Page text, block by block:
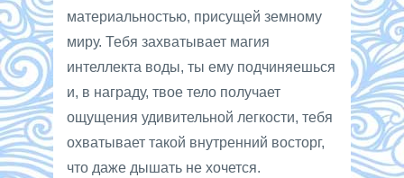
материальностью, присущей земному
миру. Тебя захватывает магия
интеллекта воды, ты ему подчиняешься
и, в награду, твое тело получает
ощущения удивительной легкости, тебя
охватывает такой внутренний восторг,
что даже дышать не хочется.